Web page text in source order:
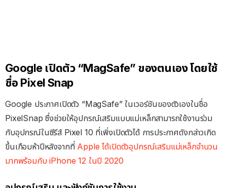
Google เปิดตัว “MagSafe” ของตนเอง โดยใช้
ชื่อ Pixel Snap
Google ประกาศเปิดตัว “MagSafe” ในเวอร์ชันของตัวเองในชื่อ
PixelSnap ซึ่งช่วยให้อุปกรณ์เสริมแบบแม่เหล็กสามารถใช้งานร่วม
กับอุปกรณ์ในซีรีส์ Pixel 10 ที่เพิ่งเปิดตัวได้ การประกาศดังกล่าวเกิด
ขึ้นเกือบห้าปีหลังจากที่ Apple ได้เปิดตัวอุปกรณ์เสริมแม่เหล็กจำนวน
มากพร้อมกับ iPhone 12 ในปี 2020